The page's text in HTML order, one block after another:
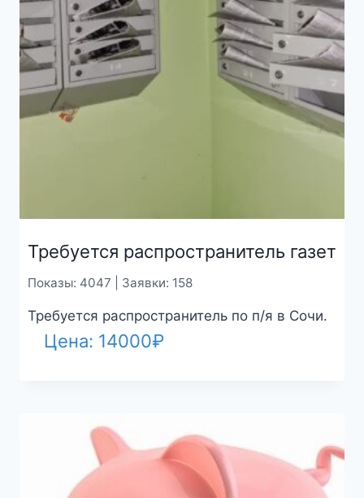
Требуется распространитель газет
Показы: 4047 | Заявки: 158
Требуется распространитель по п/я в Сочи.
Цена: 14000₽